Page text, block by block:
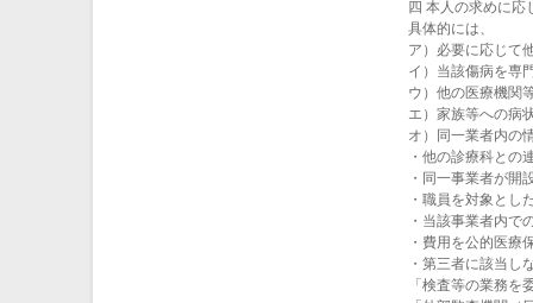
四 本人の求めに
具体的には、
ア）必要に応じて
イ）当該傷病を専
ウ）他の医療機関
エ）家族等への病
オ）同一業者内の
・他の診療科との
・同一事業者が開
・職員を対象とし
・当該事業者内で
・費用を公的医療
・第三者に該当し
「検査等の業務を